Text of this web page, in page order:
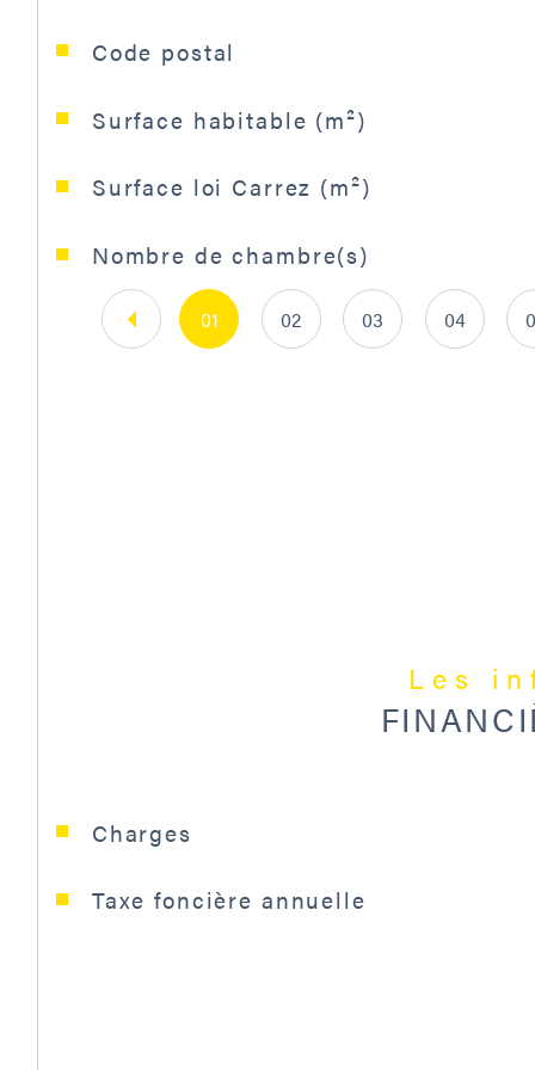
Caractéristiques Valeurs
Code postal
Surface habitable (m²)
Surface loi Carrez (m²)
Nombre de chambre(s)
01 02 03 04
Les
Charges
Taxe foncière annuelle